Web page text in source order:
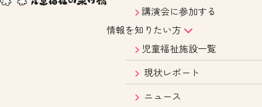
講演会に参加する
情報を知りたい方
児童福祉施設一覧
現状レポート
ニュース